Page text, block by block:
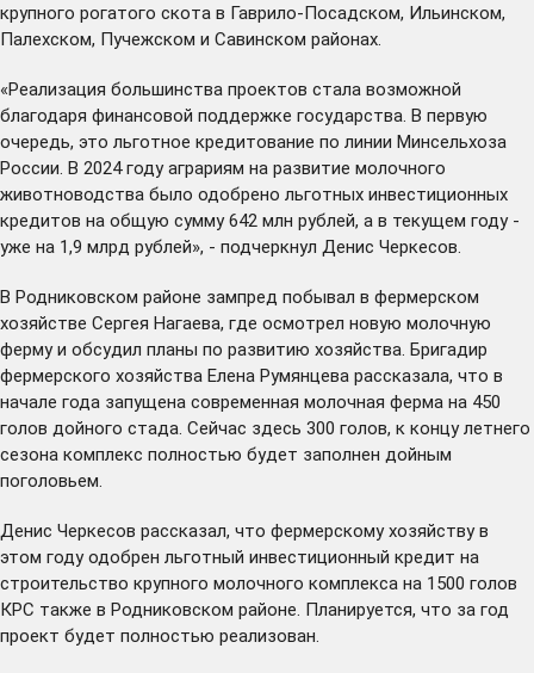
крупного рогатого скота в Гаврило-Посадском, Ильинском,
Палехском, Пучежском и Савинском районах.
«Реализация большинства проектов стала возможной
благодаря финансовой поддержке государства. В первую
очередь, это льготное кредитование по линии Минсельхоза
России. В 2024 году аграриям на развитие молочного
животноводства было одобрено льготных инвестиционных
кредитов на общую сумму 642 млн рублей, а в текущем году -
уже на 1,9 млрд рублей», - подчеркнул Денис Черкесов.
В Родниковском районе зампред побывал в фермерском
хозяйстве Сергея Нагаева, где осмотрел новую молочную
ферму и обсудил планы по развитию хозяйства. Бригадир
фермерского хозяйства Елена Румянцева рассказала, что в
начале года запущена современная молочная ферма на 450
голов дойного стада. Сейчас здесь 300 голов, к концу летнего
сезона комплекс полностью будет заполнен дойным
поголовьем.
Денис Черкесов рассказал, что фермерскому хозяйству в
этом году одобрен льготный инвестиционный кредит на
строительство крупного молочного комплекса на 1500 голов
КРС также в Родниковском районе. Планируется, что за год
проект будет полностью реализован.